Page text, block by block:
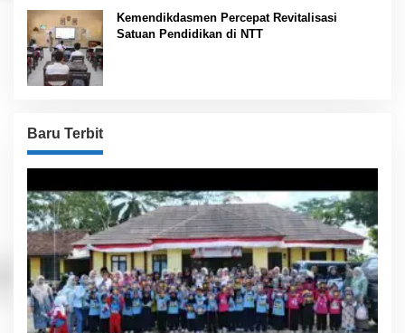
Kemendikdasmen Percepat Revitalisasi
Satuan Pendidikan di NTT
Baru Terbit